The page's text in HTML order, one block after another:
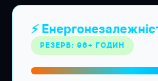
⚡
РЕЗЕРВ: 96+ ГОДИН